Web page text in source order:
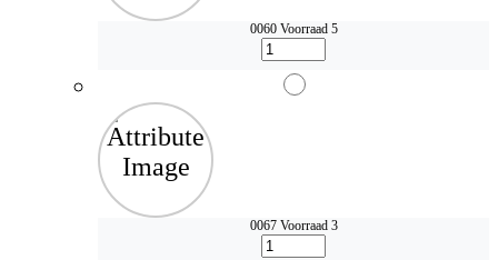
0060 Voorraad 5
0067 Voorraad 3